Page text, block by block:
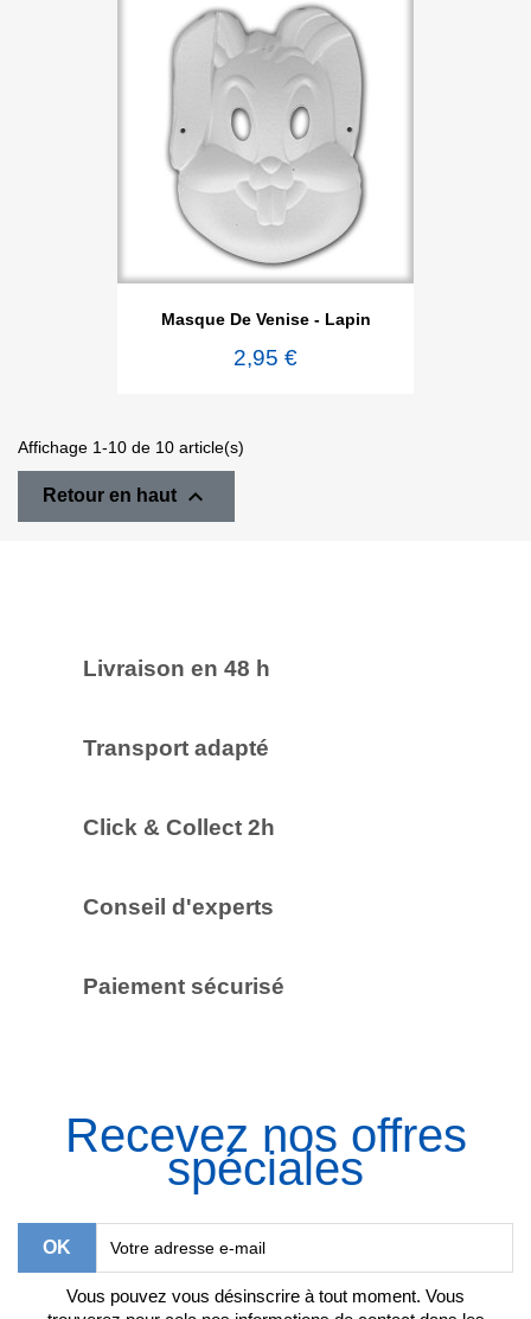
Masque De Venise - Lapin
2,95 €
Affichage 1-10 de 10 article(s)
Retour en haut 
Livraison en 48 h
Transport adapté
Click & Collect 2h
Conseil d'experts
Paiement sécurisé
Recevez nos offres
spéciales
Vous pouvez vous désinscrire à tout moment. Vous